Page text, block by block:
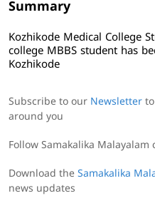
Summary
Kozhikode Medical College
college MBBS student has
Kozhikode
Subscribe to our Newsletter
around you
Follow Samakalika Malayalam
Download the Samakalika
news updates